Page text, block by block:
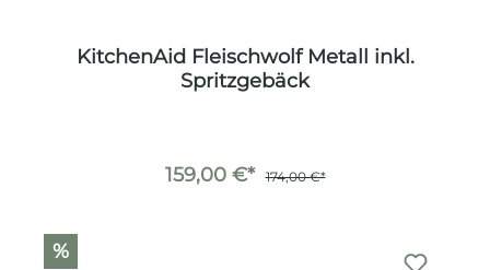
KitchenAid Fleischwolf Metall inkl.
Spritzgebäck
159,00 €* 174,00 €*
%